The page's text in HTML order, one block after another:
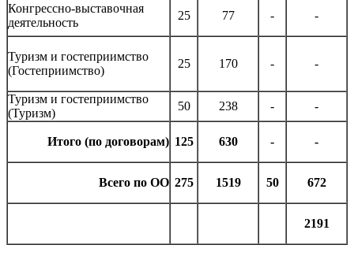
Конгрессно-выставочная
деятельность
25 77 - -
Туризм и гостеприимство
(Гостеприимство)
25 170 - -
Туризм и гостеприимство
(Туризм)
50 238 - -
Итого (по договорам) 125 630 - -
Всего по ОО 275 1519 50 672
2191